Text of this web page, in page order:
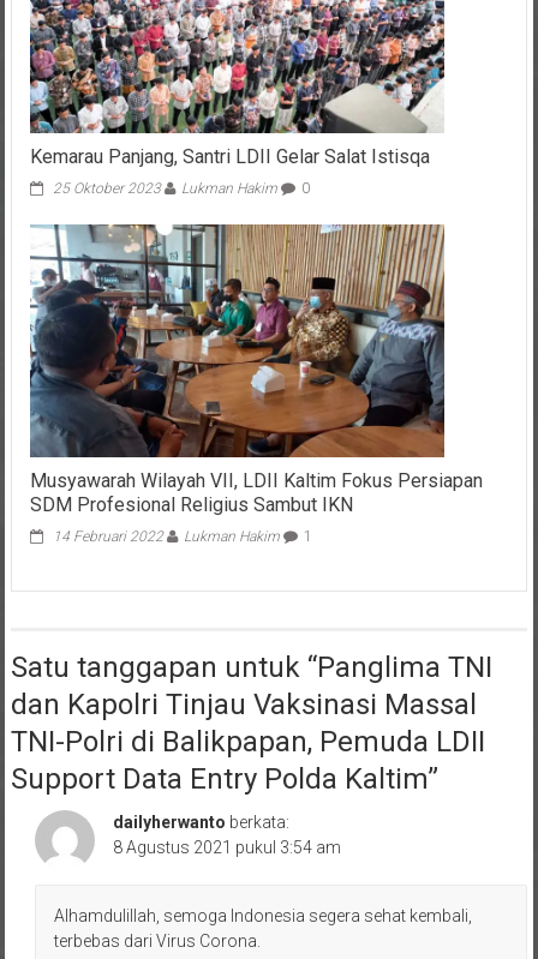
Kemarau Panjang, Santri LDII Gelar Salat Istisqa
25 Oktober 2023 Lukman Hakim 0
Musyawarah Wilayah VII, LDII Kaltim Fokus Persiapan
SDM Profesional Religius Sambut IKN
14 Februari 2022 Lukman Hakim 1
Satu tanggapan untuk “Panglima TNI
dan Kapolri Tinjau Vaksinasi Massal
TNI-Polri di Balikpapan, Pemuda LDII
Support Data Entry Polda Kaltim”
dailyherwanto berkata:
8 Agustus 2021 pukul 3:54 am
Alhamdulillah, semoga Indonesia segera sehat kembali,
terbebas dari Virus Corona.